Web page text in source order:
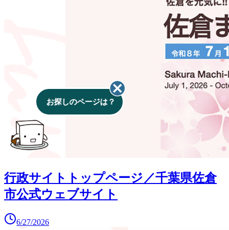
行政サイトトップページ／千葉県佐倉
市公式ウェブサイト
6/27/2026